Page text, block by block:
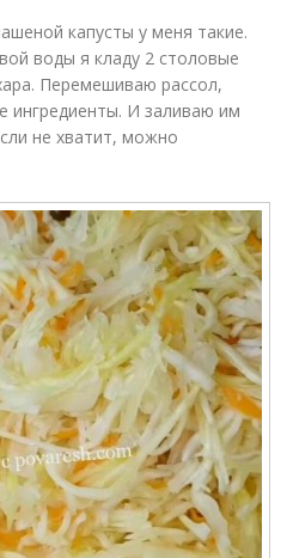
капусты у меня такие.
воды я кладу 2 столовые
Перемешиваю рассол,
ингредиенты. И заливаю им
не хватит, можно